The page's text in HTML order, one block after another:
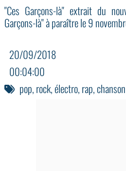
"Ces Garçons-là" extrait du
Garçons-là" à paraître le 9
20/09/2018
00:04:00
pop,rock,électro,rap,chanson